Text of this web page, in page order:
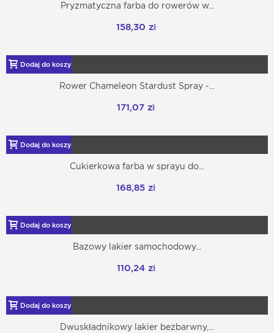
Pryzmatyczna farba do rowerów w...
158,30 zł
Dodaj do koszyka
Rower Chameleon Stardust Spray -...
171,07 zł
Dodaj do koszyka
Cukierkowa farba w sprayu do...
168,85 zł
Dodaj do koszyka
Bazowy lakier samochodowy...
110,24 zł
Dodaj do koszyka
Dwuskładnikowy lakier bezbarwny,...